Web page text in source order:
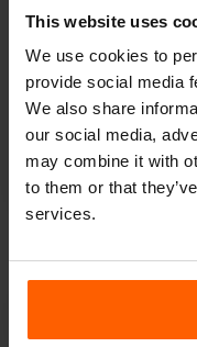
This website uses
We use cookies to
provide social media
We also share
our social media,
may combine it with
to them or that
services.
Formules
Choisissez
données
Optez pour le
convient, qu'il